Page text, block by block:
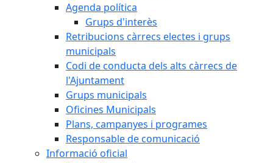
Agenda política
Grups d'interès
Retribucions càrrecs electes i grups
municipals
Codi de conducta dels alts càrrecs de
l'Ajuntament
Grups municipals
Oficines Municipals
Plans, campanyes i programes
Responsable de comunicació
Informació oficial